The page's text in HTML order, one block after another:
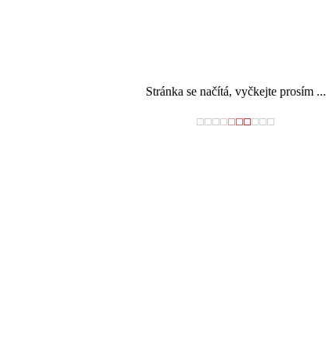
Stránka se načítá, vyčkejte prosím ...